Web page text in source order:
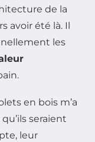
de la
avoir été là. Il
les
en bois m’a
seraient
leur